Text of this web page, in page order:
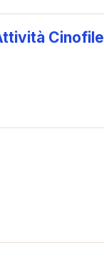
Cinofile